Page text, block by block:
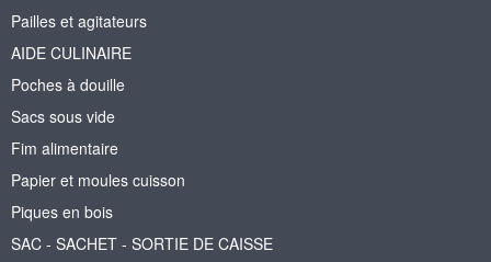
Pailles et agitateurs
AIDE CULINAIRE
Poches à douille
Sacs sous vide
Fim alimentaire
Papier et moules cuisson
Piques en bois
SAC - SACHET - SORTIE DE CAISSE